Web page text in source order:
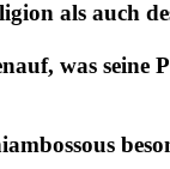
als auch
was seine